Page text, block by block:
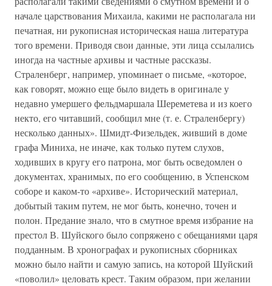
начале царствования Михаила, какими не располагала ни
печатная, ни рукописная историческая наша литература
того времени. Приводя свои данные, эти лица ссылались
иногда на частные архивы и частные рассказы.
Страленберг, например, упоминает о письме, «которое,
как говорят, можно еще было видеть в оригинале у
недавно умершего фельдмаршала Шереметева и из коего
некто, его читавший, сообщил мне (т. е. Страленбергу)
несколько данных». Шмидт-Физельдек, живший в доме
графа Миниха, не иначе, как только путем слухов,
ходивших в кругу его патрона, мог быть осведомлен о
документах, хранимых, по его сообщению, в Успенском
соборе и каком-то «архиве». Исторический материал,
добытый таким путем, не мог быть, конечно, точен и
полон. Предание знало, что в смутное время избрание на
престол В. Шуйского было сопряжено с обещаниями царя
подданным. В хронографах и рукописных сборниках
можно было найти и самую запись, на которой Шуйский
«поволил» целовать крест. Таким образом, при желании